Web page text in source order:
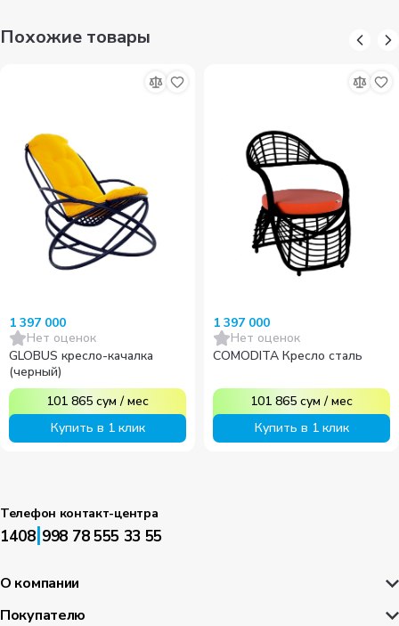
Похожие товары
1 397 000
Нет оценок
GLOBUS кресло-качалка
(черный)
101 865 сум /мес
Купить в 1 клик
1 397 000
Нет оценок
COMODITA Кресло сталь
101 865 сум /мес
Купить в 1 клик
Телефон контакт-центра
1408|998 78 555 33 55
О компании
Покупателю